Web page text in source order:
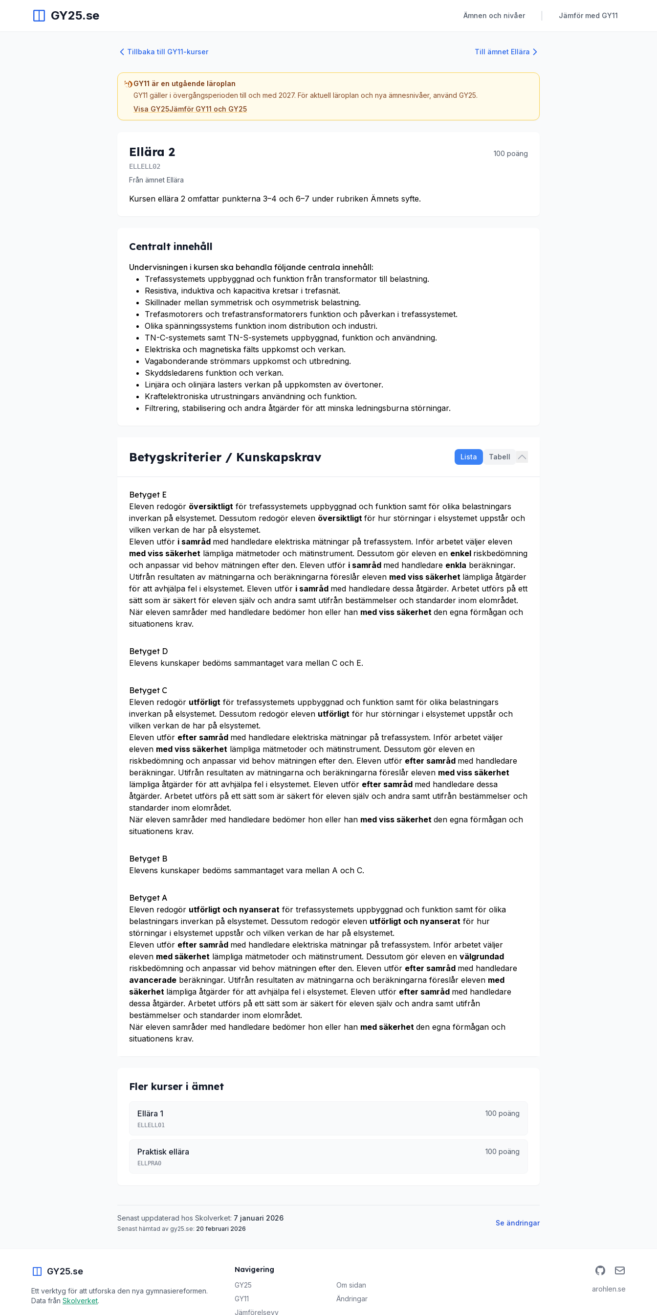
GY25.se Ämnen och nivåer Jämför med GY11
Tillbaka till GY11-kurser Till ämnet Ellära
GY11 är en utgående läroplan
GY11 gäller i övergångsperioden till och med 2027. För aktuell läroplan och nya ämnesnivåer, använd GY25.
Visa GY25Jämför GY11 och GY25
Ellära 2 100 poäng
ELLELL02
Från ämnet Ellära
Kursen ellära 2 omfattar punkterna 3–4 och 6–7 under rubriken Ämnets syfte.
Centralt innehåll
Undervisningen i kursen ska behandla följande centrala innehåll:
Trefassystemets uppbyggnad och funktion från transformator till belastning.
Resistiva, induktiva och kapacitiva kretsar i trefasnät.
Skillnader mellan symmetrisk och osymmetrisk belastning.
Trefasmotorers och trefastransformatorers funktion och påverkan i trefassystemet.
Olika spänningssystems funktion inom distribution och industri.
TN-C-systemets samt TN-S-systemets uppbyggnad, funktion och användning.
Elektriska och magnetiska fälts uppkomst och verkan.
Vagabonderande strömmars uppkomst och utbredning.
Skyddsledarens funktion och verkan.
Linjära och olinjära lasters verkan på uppkomsten av övertoner.
Kraftelektroniska utrustningars användning och funktion.
Filtrering, stabilisering och andra åtgärder för att minska ledningsburna störningar.
Betygskriterier / Kunskapskrav Lista Tabell
Betyget E
Eleven redogör översiktligt för trefassystemets uppbyggnad och funktion samt för olika belastningars
inverkan på elsystemet. Dessutom redogör eleven översiktligt för hur störningar i elsystemet uppstår och
vilken verkan de har på elsystemet.
Eleven utför i samråd med handledare elektriska mätningar på trefassystem. Inför arbetet väljer eleven
med viss säkerhet lämpliga mätmetoder och mätinstrument. Dessutom gör eleven en enkel riskbedömning
och anpassar vid behov mätningen efter den. Eleven utför i samråd med handledare enkla beräkningar.
Utifrån resultaten av mätningarna och beräkningarna föreslår eleven med viss säkerhet lämpliga åtgärder
för att avhjälpa fel i elsystemet. Eleven utför i samråd med handledare dessa åtgärder. Arbetet utförs på ett
sätt som är säkert för eleven själv och andra samt utifrån bestämmelser och standarder inom elområdet.
När eleven samråder med handledare bedömer hon eller han med viss säkerhet den egna förmågan och
situationens krav.
Betyget D
Elevens kunskaper bedöms sammantaget vara mellan C och E.
Betyget C
Eleven redogör utförligt för trefassystemets uppbyggnad och funktion samt för olika belastningars
inverkan på elsystemet. Dessutom redogör eleven utförligt för hur störningar i elsystemet uppstår och
vilken verkan de har på elsystemet.
Eleven utför efter samråd med handledare elektriska mätningar på trefassystem. Inför arbetet väljer
eleven med viss säkerhet lämpliga mätmetoder och mätinstrument. Dessutom gör eleven en
riskbedömning och anpassar vid behov mätningen efter den. Eleven utför efter samråd med handledare
beräkningar. Utifrån resultaten av mätningarna och beräkningarna föreslår eleven med viss säkerhet
lämpliga åtgärder för att avhjälpa fel i elsystemet. Eleven utför efter samråd med handledare dessa
åtgärder. Arbetet utförs på ett sätt som är säkert för eleven själv och andra samt utifrån bestämmelser och
standarder inom elområdet.
När eleven samråder med handledare bedömer hon eller han med viss säkerhet den egna förmågan och
situationens krav.
Betyget B
Elevens kunskaper bedöms sammantaget vara mellan A och C.
Betyget A
Eleven redogör utförligt och nyanserat för trefassystemets uppbyggnad och funktion samt för olika
belastningars inverkan på elsystemet. Dessutom redogör eleven utförligt och nyanserat för hur
störningar i elsystemet uppstår och vilken verkan de har på elsystemet.
Eleven utför efter samråd med handledare elektriska mätningar på trefassystem. Inför arbetet väljer
eleven med säkerhet lämpliga mätmetoder och mätinstrument. Dessutom gör eleven en välgrundad
riskbedömning och anpassar vid behov mätningen efter den. Eleven utför efter samråd med handledare
avancerade beräkningar. Utifrån resultaten av mätningarna och beräkningarna föreslår eleven med
säkerhet lämpliga åtgärder för att avhjälpa fel i elsystemet. Eleven utför efter samråd med handledare
dessa åtgärder. Arbetet utförs på ett sätt som är säkert för eleven själv och andra samt utifrån
bestämmelser och standarder inom elområdet.
När eleven samråder med handledare bedömer hon eller han med säkerhet den egna förmågan och
situationens krav.
Fler kurser i ämnet
Ellära 1 100 poäng
ELLELL01
Praktisk ellära 100 poäng
ELLPRA0
Senast uppdaterad hos Skolverket: 7 januari 2026
Senast hämtad av gy25.se: 20 februari 2026
Se ändringar
GY25.se
Ett verktyg för att utforska den nya gymnasiereformen.
Data från Skolverket.
Navigering
GY25
Om sidan
GY11
Ändringar
Jämförelsevy
GitHubEmail
arohlen.se